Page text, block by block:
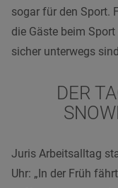
sogar für den Sport.
die Gäste beim
sicher unterwegs
DER
Juris Arbeitsalltag
Uhr: „In der Früh